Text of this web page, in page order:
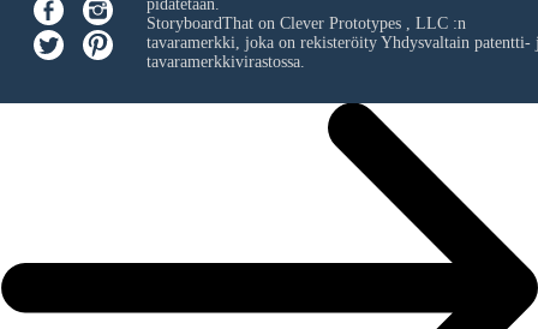
pidätetään.
StoryboardThat on Clever Prototypes , LLC:n
tavaramerkki, joka on rekisteröity Yhdysvaltain patentti-
tavaramerkkivirastossa.